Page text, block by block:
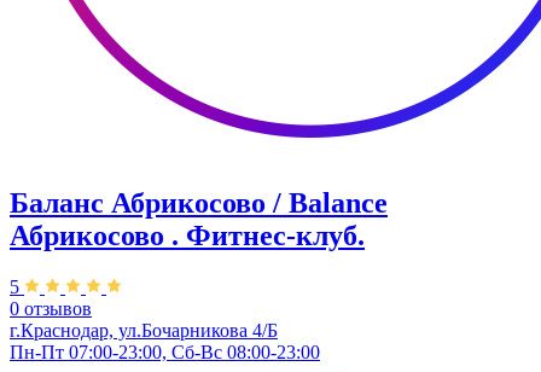
Баланс Абрикосово / Balance
Абрикосово . Фитнес-клуб.
5
0 отзывов
г.Краснодар, ул.Бочарникова 4/Б
Пн-Пт 07:00-23:00, Сб-Вс 08:00-23:00